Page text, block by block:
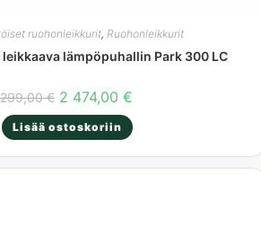
ruohonleikkurit, Ruohonleikkurit
lämpöpuhallin Park 300 LC
€ Alkuperäinen
hinta
oli:
3
299,00 €.
2 474,00 €Nykyinen
hinta
on:
2
Lisää ostoskoriin